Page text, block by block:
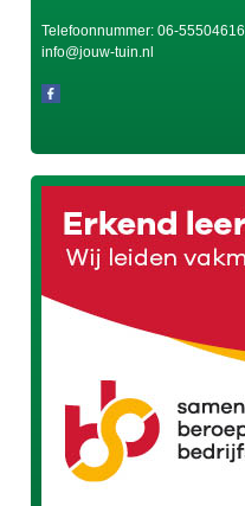
Telefoonnummer: 06-55504616
info@jouw-tuin.nl